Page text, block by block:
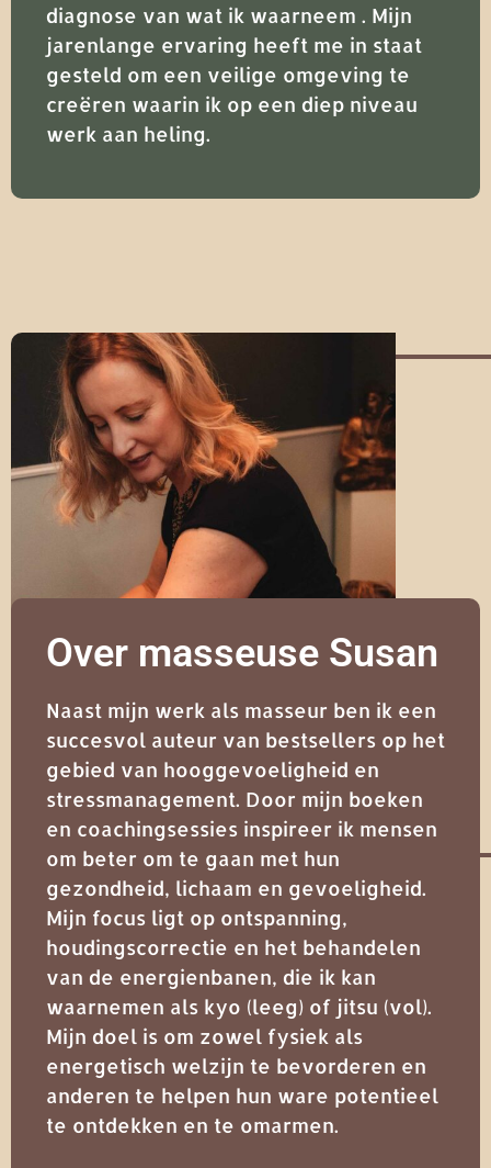
diagnose van wat ik waarneem . Mijn
jarenlange ervaring heeft me in staat
gesteld om een veilige omgeving te
creëren waarin ik op een diep niveau
werk aan heling.
Over masseuse Susan
Naast mijn werk als masseur ben ik een
succesvol auteur van bestsellers op het
gebied van hooggevoeligheid en
stressmanagement. Door mijn boeken
en coachingsessies inspireer ik mensen
om beter om te gaan met hun
gezondheid, lichaam en gevoeligheid.
Mijn focus ligt op ontspanning,
houdingscorrectie en het behandelen
van de energienbanen, die ik kan
waarnemen als kyo (leeg) of jitsu (vol).
Mijn doel is om zowel fysiek als
energetisch welzijn te bevorderen en
anderen te helpen hun ware potentieel
te ontdekken en te omarmen.